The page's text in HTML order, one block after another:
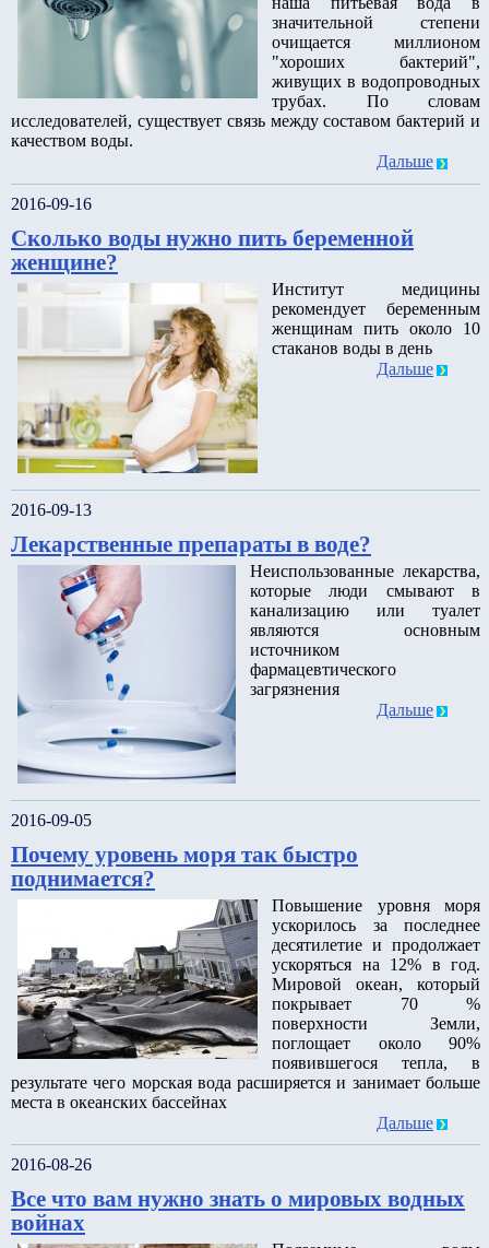
значительной степени
очищается миллионом
"хороших бактерий",
живущих в водопроводных
трубах. По словам
исследователей, существует связь между составом бактерий и
качеством воды.
Дальше
2016-09-16
Сколько воды нужно пить беременной
женщине?
Институт медицины
рекомендует беременным
женщинам пить около 10
стаканов воды в день
Дальше
2016-09-13
Лекарственные препараты в воде?
Неиспользованные лекарства,
которые люди смывают в
канализацию или туалет
являются основным
источником
фармацевтического
загрязнения
Дальше
2016-09-05
Почему уровень моря так быстро
поднимается?
Повышение уровня моря
ускорилось за последнее
десятилетие и продолжает
ускоряться на 12% в год.
Мировой океан, который
покрывает 70 %
поверхности Земли,
поглощает около 90%
появившегося тепла, в
результате чего морская вода расширяется и занимает больше
места в океанских бассейнах
Дальше
2016-08-26
Все что вам нужно знать о мировых водных
войнах